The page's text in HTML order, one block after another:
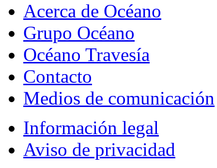
Acerca de Océano
Grupo Océano
Océano Travesía
Contacto
Medios de comunicación
Información legal
Aviso de privacidad